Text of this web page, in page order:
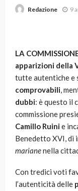
Redazione 9
LA
apparizioni della
tutte autentiche e
comprovabili,
dubbi: è questo il
commissione
Camillo Ruinie
Benedetto XVI, di
marianenella
Con tredici voti
l’autenticità delle